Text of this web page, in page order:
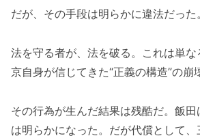
だが、その手段は明らかに違法だった。
法を守る者が、法を破る。これは単
京自身が信じてきた“正義の構造”の崩
その行為が生んだ結果は残酷だ。飯
は明らかになった。だが代償として